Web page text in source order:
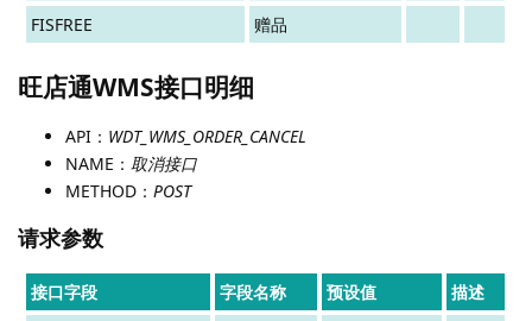
FISFREE
赠品
旺店通WMS接口明细
API： WDT_WMS_ORDER_CANCEL
NAME： 取消接口
METHOD： POST
请求参数
接口字段 字段名称 预设值
描述